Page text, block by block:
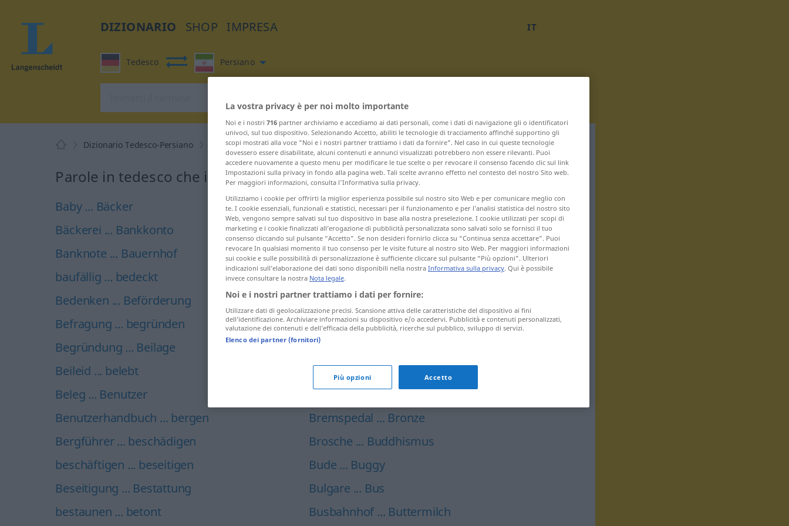
DIZIONARIO SHOP IMPRESA IT
Tedesco Persiano
Dizionario Tedesco-Persiano
Parole in tedesco che iniziano con B
Baby ... Bäcker
Bäckerei ... Bankkonto
Banknote ... Bauernhof
baufällig ... bedeckt
Bedenken ... Beförderung
Befragung ... begründen
Begründung ... Beilage
Beileid ... belebt
Beleg ... Benutzer
Benutzerhandbuch ... bergen
Bergführer ... beschädigen
beschäftigen ... beseitigen
Beseitigung ... Bestattung
bestaunen ... betont
Betonung ... Bettzeug
beugen ... bewölkt
bewohnen ... Bier
Biergarten ... bissig
bitte ... Blick
blicken ... Blumentopf
Bluse ... bohren
Bohrer ... Brand
Brandsalbe ... Bremslicht
Bremspedal ... Bronze
Brosche ... Buddhismus
Bude ... Buggy
Bulgare ... Bus
Busbahnhof ... Buttermilch
La vostra privacy è per noi molto importante
Noi e i nostri 716 partner archiviamo e accediamo ai dati personali, come i dati di navigazione gli o identificatori
univoci, sul tuo dispositivo. Selezionando Accetto, abiliti le tecnologie di tracciamento affinché supportino gli
scopi mostrati alla voce "Noi e i nostri partner trattiamo i dati da fornire". Nel caso in cui queste tecnologie
dovessero essere disabilitate, alcuni contenuti e annunci visualizzati potrebbero non essere rilevanti. Puoi
accedere nuovamente a questo menu per modificare le tue scelte o per revocare il consenso facendo clic sul link
Impostazioni sulla privacy in fondo alla pagina web. Tali scelte avranno effetto nel contesto del nostro Sito web.
Per maggiori informazioni, consulta l'Informativa sulla privacy.
Utilizziamo i cookie per offrirti la miglior esperienza possibile sul nostro sito Web e per comunicare meglio con
te. I cookie essenziali, funzionali e statistici, necessari per il funzionamento e per l’analisi statistica del nostro sito
Web, vengono sempre salvati sul tuo dispositivo in base alla nostra preselezione. I cookie utilizzati per scopi di
marketing e i cookie finalizzati all’erogazione di pubblicità personalizzata sono salvati solo se fornisci il tuo
consenso cliccando sul pulsante “Accetto”. Se non desideri fornirlo clicca su “Continua senza accettare”. Puoi
revocare In qualsiasi momento il tuo consenso per le visite future al nostro sito Web. Per maggiori informazioni
sui cookie e sulle possibilità di personalizzazione è sufficiente cliccare sul pulsante “Più opzioni”. Ulteriori
indicazioni sull’elaborazione dei dati sono disponibili nella nostra Informativa sulla privacy. Qui è possibile
invece consultare la nostra Nota legale.
Noi e i nostri partner trattiamo i dati per fornire:
Utilizzare dati di geolocalizzazione precisi. Scansione attiva delle caratteristiche del dispositivo ai fini
dell’identificazione. Archiviare informazioni su dispositivo e/o accedervi. Pubblicità e contenuti personalizzati,
valutazione dei contenuti e dell’efficacia della pubblicità, ricerche sul pubblico, sviluppo di servizi.
Elenco dei partner (fornitori)
Più opzioni Accetto